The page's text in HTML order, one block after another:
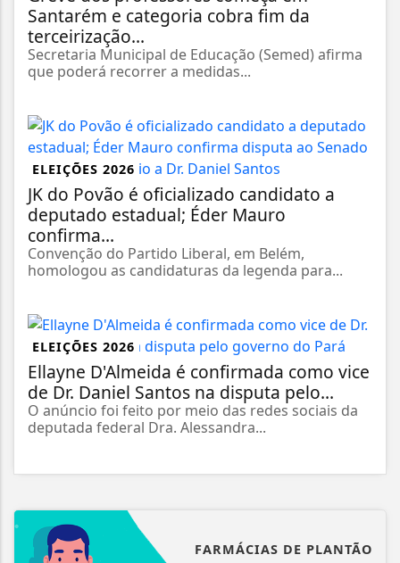
Santarém e categoria cobra fim da
terceirização...
Secretaria Municipal de Educação (Semed) afirma
que poderá recorrer a medidas...
ELEIÇÕES 2026
JK do Povão é oficializado candidato a
deputado estadual; Éder Mauro
confirma...
Convenção do Partido Liberal, em Belém,
homologou as candidaturas da legenda para...
ELEIÇÕES 2026
Ellayne D'Almeida é confirmada como vice
de Dr. Daniel Santos na disputa pelo...
O anúncio foi feito por meio das redes sociais da
deputada federal Dra. Alessandra...
FARMÁCIAS DE PLANTÃO